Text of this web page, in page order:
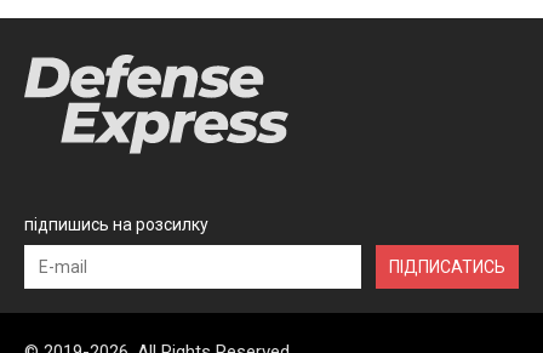
підпишись на розсилку
ПІДПИСАТИСЬ